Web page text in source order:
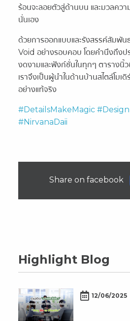
ร้อนจะลอยตัวสู่ด้านบน และมวลควา
นั่นเอง
ด้วยการออกแบบและรังสรรค์สัมพัน
Void อย่างรอบคอบ โดยคำนึงถึงป
งดงามและฟังก์ชั่นในทุกๆ ตารางนิ้
เราจึงเป็นผู้นำในด้านบ้านสไตล์โมเ
อย่างแท้จริง
#DetailsMakeMagic #Design
#NirvanaDaii
Share on facebook
Highlight Blog
12/06/2025